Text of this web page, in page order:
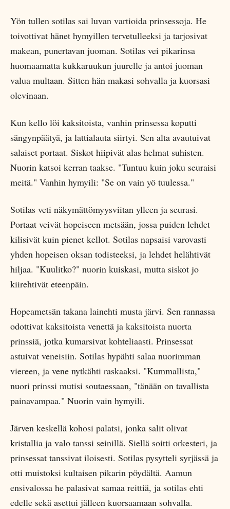
Yön tullen sotilas sai luvan vartioida prinsessoja. He
toivottivat hänet hymyillen tervetulleeksi ja tarjosivat
makean, punertavan juoman. Sotilas vei pikarinsa
huomaamatta kukkaruukun juurelle ja antoi juoman
valua multaan. Sitten hän makasi sohvalla ja kuorsasi
olevinaan.
Kun kello löi kaksitoista, vanhin prinsessa koputti
sängynpäätyä, ja lattialauta siirtyi. Sen alta avautuivat
salaiset portaat. Siskot hiipivät alas helmat suhisten.
Nuorin katsoi kerran taakse. "Tuntuu kuin joku seuraisi
meitä." Vanhin hymyili: "Se on vain yö tuulessa."
Sotilas veti näkymättömyysviitan ylleen ja seurasi.
Portaat veivät hopeiseen metsään, jossa puiden lehdet
kilisivät kuin pienet kellot. Sotilas napsaisi varovasti
yhden hopeisen oksan todisteeksi, ja lehdet helähtivät
hiljaa. "Kuulitko?" nuorin kuiskasi, mutta siskot jo
kiirehtivät eteenpäin.
Hopeametsän takana lainehti musta järvi. Sen rannassa
odottivat kaksitoista venettä ja kaksitoista nuorta
prinssiä, jotka kumarsivat kohteliaasti. Prinsessat
astuivat veneisiin. Sotilas hypähti salaa nuorimman
viereen, ja vene nytkähti raskaaksi. "Kummallista,"
nuori prinssi mutisi soutaessaan, "tänään on tavallista
painavampaa." Nuorin vain hymyili.
Järven keskellä kohosi palatsi, jonka salit olivat
kristallia ja valo tanssi seinillä. Siellä soitti orkesteri, ja
prinsessat tanssivat iloisesti. Sotilas pysytteli syrjässä ja
otti muistoksi kultaisen pikarin pöydältä. Aamun
ensivalossa he palasivat samaa reittiä, ja sotilas ehti
edelle sekä asettui jälleen kuorsaamaan sohvalla.